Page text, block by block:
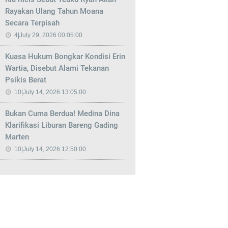
Rayakan Ulang Tahun Moana
Secara Terpisah
4|July 29, 2026 00:05:00
Kuasa Hukum Bongkar Kondisi Erin
Wartia, Disebut Alami Tekanan
Psikis Berat
10|July 14, 2026 13:05:00
Bukan Cuma Berdua! Medina Dina
Klarifikasi Liburan Bareng Gading
Marten
10|July 14, 2026 12:50:00